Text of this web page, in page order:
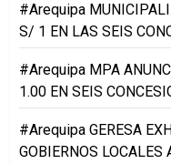
#Arequipa
S/ 1 EN LAS SEIS
#Arequipa MPA
1.00 EN SEIS
#Arequipa GERESA
GOBIERNOS LOCALES